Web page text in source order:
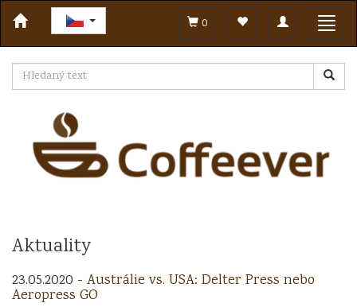
Toggle
navigation
0
Aktuality
23.05.2020 - Austrálie vs. USA: Delter Press nebo
Aeropress GO